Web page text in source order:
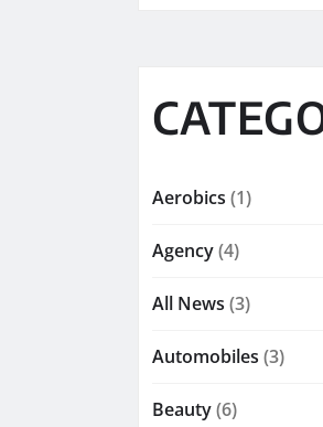
Aerobics (1)
Agency(4)
All News (3)
Automobiles (3)
Beauty(6)